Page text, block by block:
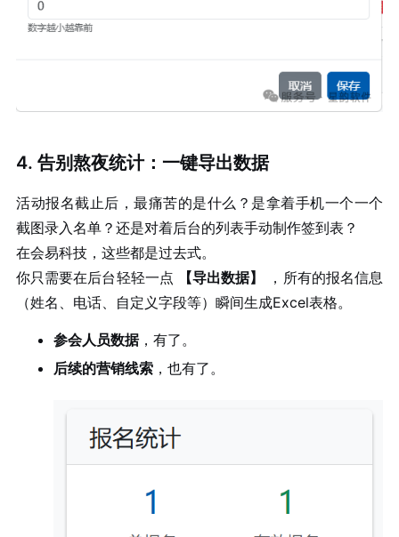
4. 告别熬夜统计：一键导出数据
活动报名截止后，最痛苦的是什么？是拿着手机一个一个
截图录入名单？还是对着后台的列表手动制作签到表？
在会易科技，这些都是过去式。
你只需要在后台轻轻一点
【导出数据】
，所有的报名信息
（姓名、电话、自定义字段等）瞬间生成Excel表格。
参会人员数据，有了。
后续的营销线索 ，也有了。